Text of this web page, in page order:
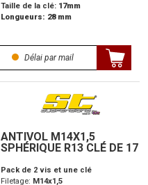
Taille de la clé: 17mm
Longueurs: 28 mm
Délai par mail
ANTIVOL M14X1,5
SPHÉRIQUE R13 CLÉ DE 17
Pack de 2 vis et une clé
Filetage: M14x1,5